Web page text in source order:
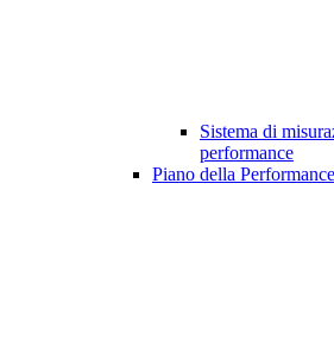
Sistema di
performance
Piano della Performance